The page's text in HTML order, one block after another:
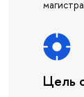
Цель